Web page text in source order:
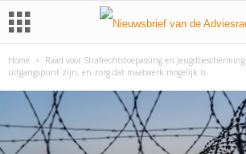
Home Raad voor Strafrechtstoepassing en Jeugdbescherming
uitgangspunt zijn, en zorg dat maatwerk mogelijk is